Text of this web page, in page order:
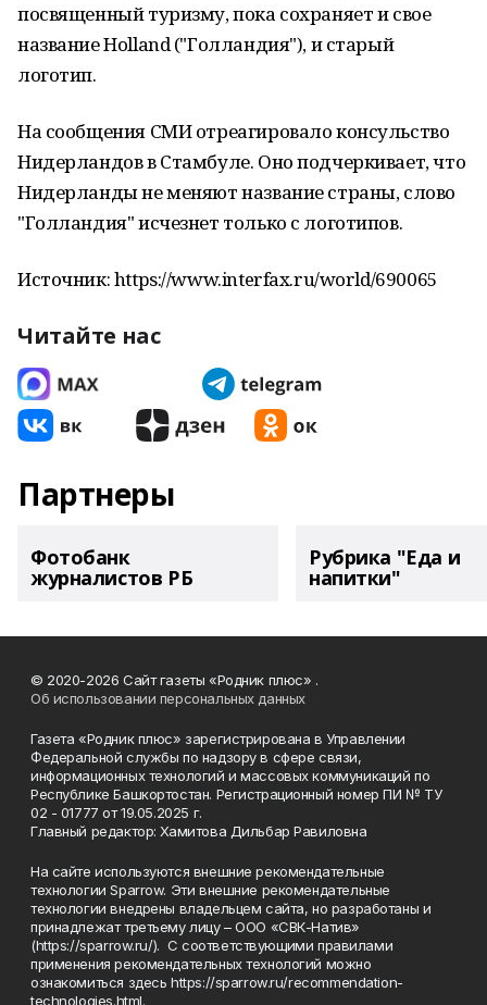
посвященный туризму, пока сохраняет и свое
название Holland ("Голландия"), и старый
логотип.
На сообщения СМИ отреагировало консульство
Нидерландов в Стамбуле. Оно подчеркивает, что
Нидерланды не меняют название страны, слово
"Голландия" исчезнет только с логотипов.
Источник: https://www.interfax.ru/world/690065
Читайте нас
Партнеры
Фотобанк
журналистов РБ
Рубрика "Еда и
напитки"
© 2020-2026 Сайт газеты «Родник плюс» .
Об использовании персональных данных
Газета «Родник плюс» зарегистрирована в Управлении
Федеральной службы по надзору в сфере связи,
информационных технологий и массовых коммуникаций по
Республике Башкортостан. Регистрационный номер ПИ № ТУ
02 - 01777 от 19.05.2025 г.
Главный редактор: Хамитова Дильбар Равиловна
На сайте используются внешние рекомендательные
технологии Sparrow. Эти внешние рекомендательные
технологии внедрены владельцем сайта, но разработаны и
принадлежат третьему лицу – ООО «СВК-Натив»
(https://sparrow.ru/). С соответствующими правилами
применения рекомендательных технологий можно
ознакомиться здесь https://sparrow.ru/recommendation-
technologies.html.